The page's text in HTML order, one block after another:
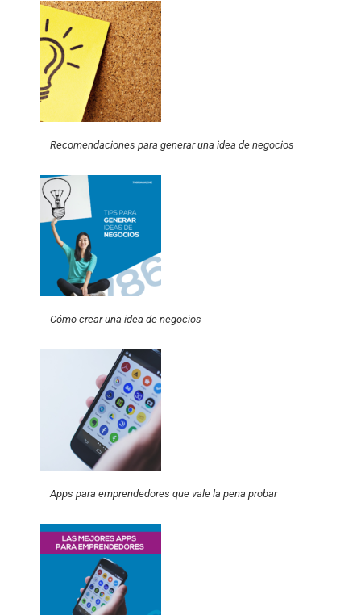
Recomendaciones para generar una idea de negocios
Cómo crear una idea de negocios
Apps para emprendedores que vale la pena probar